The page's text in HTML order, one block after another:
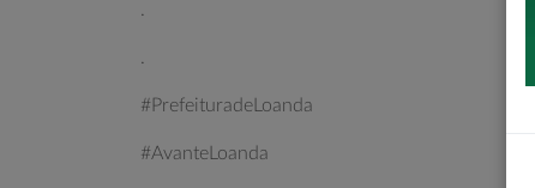
#PrefeituradeLoanda
#AvanteLoanda